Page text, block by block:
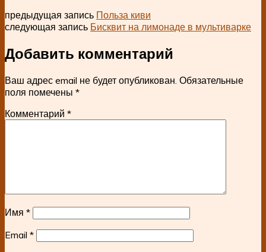
предыдущая запись Польза киви
следующая запись Бисквит на лимонаде в мультиварке
Добавить комментарий
Ваш адрес email не будет опубликован. Обязательные
поля помечены *
Комментарий *
Имя *
Email *